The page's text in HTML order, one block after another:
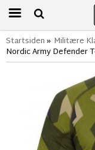
Startsiden» Militære
Nordic Army Defender